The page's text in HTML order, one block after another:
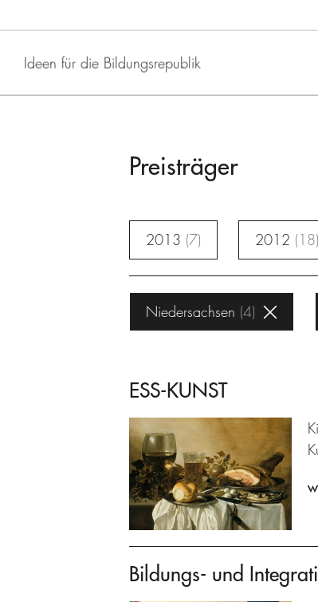
Ideen für die Bildungsrepublik
Preisträger
2013 7 2012 18
Niedersachsen 4
ESS-KUNST
Bildungs- und